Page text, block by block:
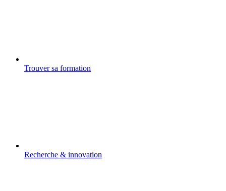
Trouver sa formation
Recherche & innovation